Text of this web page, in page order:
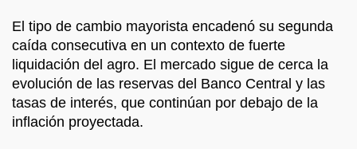
El tipo de cambio mayorista encadenó su segunda
caída consecutiva en un contexto de fuerte
liquidación del agro. El mercado sigue de cerca la
evolución de las reservas del Banco Central y las
tasas de interés, que continúan por debajo de la
inflación proyectada.